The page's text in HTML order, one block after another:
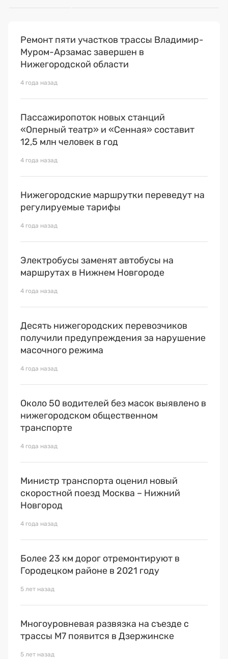
Ремонт пяти участков трассы Владимир-
Муром-Арзамас завершен в
Нижегородской области
4 года назад
Пассажиропоток новых станций
«Оперный театр» и «Сенная» составит
12,5 млн человек в год
4 года назад
Нижегородские маршрутки переведут на
регулируемые тарифы
4 года назад
Электробусы заменят автобусы на
маршрутах в Нижнем Новгороде
4 года назад
Десять нижегородских перевозчиков
получили предупреждения за нарушение
масочного режима
4 года назад
Около 50 водителей без масок выявлено в
нижегородском общественном
транспорте
4 года назад
Министр транспорта оценил новый
скоростной поезд Москва – Нижний
Новгород
4 года назад
Более 23 км дорог отремонтируют в
Городецком районе в 2021 году
5 лет назад
Многоуровневая развязка на съезде с
трассы М7 появится в Дзержинске
5 лет назад